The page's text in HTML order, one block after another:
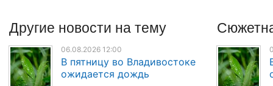
Другие новости на тему
06.08.2026 12:00
В пятницу во Владивостоке
ожидается дождь